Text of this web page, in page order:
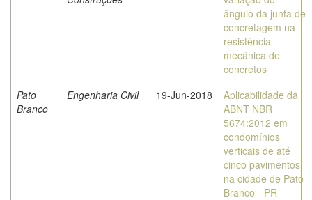
ângulo da junta de
concretagem na
resistência
mecânica de
concretos
Pato
Branco
Engenharia Civil 19-Jun-2018
Aplicabilidade da
ABNT NBR
5674:2012 em
condomínios
verticais de até
cinco pavimentos
na cidade de Pato
Branco - PR